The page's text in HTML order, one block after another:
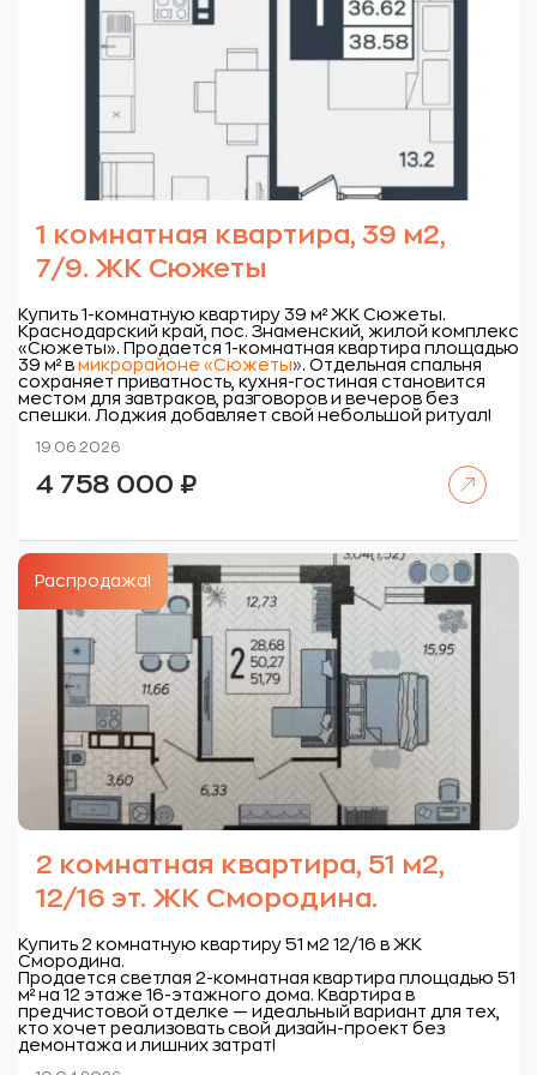
1 комнатная квартира, 39 м2,
7/9. ЖК Сюжеты
Купить 1-комнатную квартиру 39 м² ЖК Сюжеты.
Краснодарский край, пос. Знаменский, жилой комплекс
«Сюжеты». Продается 1-комнатная квартира площадью
39 м² в микрорайоне «Сюжеты». Отдельная спальня
сохраняет приватность, кухня-гостиная становится
местом для завтраков, разговоров и вечеров без
спешки. Лоджия добавляет свой небольшой ритуал!
19.06.2026
4 758 000 ₽
Распродажа!
2 комнатная квартира, 51 м2,
12/16 эт. ЖК Смородина.
Купить 2 комнатную квартиру 51 м2 12/16 в ЖК
Смородина.
Продается светлая 2-комнатная квартира площадью 51
м² на 12 этаже 16-этажного дома. Квартира в
предчистовой отделке — идеальный вариант для тех,
кто хочет реализовать свой дизайн-проект без
демонтажа и лишних затрат!